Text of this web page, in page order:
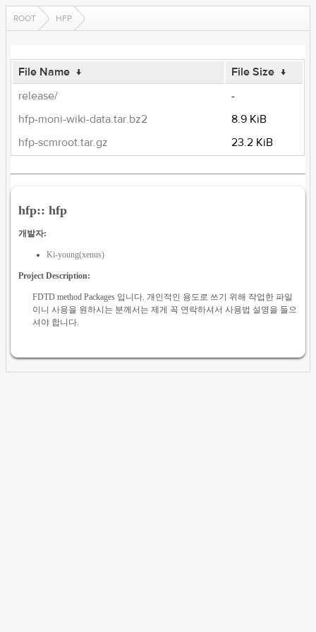
ROOT HFP
File Name ↓ File Size ↓
release/
-
hfp-moni-wiki-data.tar.bz2
8.9 KiB
hfp-scmroot.tar.gz
23.2 KiB
hfp:: hfp
개발자:
Ki-young(xenus)
Project Description:
FDTD method Packages 입니다. 개인적인 용도로 쓰기 위해 작업한 파일
이니 사용을 원하시는 분께서는 제게 꼭 연락하셔서 사용법 설명을 들으
셔야 합니다.